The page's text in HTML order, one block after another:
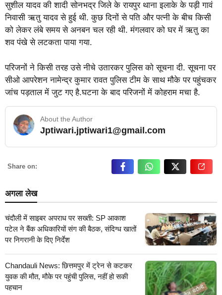
सुशील यादव की शादी सोनभद्र जिले के रायपुर थाना इलाके के पड़ी गावं
निवासी ऋतु यादव से हुई थी. कुछ दिनों से पति और पत्नी के बीच किसी
को लेकर लंबे समय से अनबन चल रही थी. मंगलवार को घर में ऋतु का
शव पंखे से लटकता पाया गया.
परिजनों ने किसी तरह उसे नीचे उतारकर पुलिस को सूचना दी. सूचना पर
सीओ आपरेशन नामेन्द्र कुमार रावत पुलिस टीम के साथ मौके पर पहुंचकर
जांच पड़ताल में जुट गए है.घटना के बाद परिजनों में कोहराम मचा है.
About the Author
Jptiwari.jptiwari1@gmail.com… Read More
Share on:
अगला लेख
चंदौली में साइबर अपराध पर सख्ती: SP आकाश
पटेल ने बैंक अधिकारियों संग की बैठक, संदिग्ध खातों
पर निगरानी के दिए निर्देश
Chandauli News: छित्तमपुर में ट्रेन से कटकर
युवक की मौत, मौके पर पहुंची पुलिस, नहीं हो सकी
पहचान